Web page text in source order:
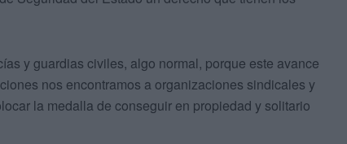
y guardias civiles, algo normal, porque este avance
nos encontramos a organizaciones sindicales y
la medalla de conseguir en propiedad y solitario